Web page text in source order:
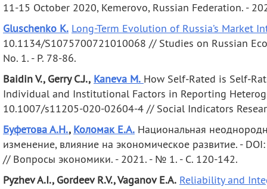
11-15 October 2020, Kemerovo, Russian Federation. -
Gluschenko K. Long-Term Evolution of Russia’s Market
10.1134/S1075700721010068 // Studies on Russian
No. 1. - P. 78-86.
Baidin V., Gerry C.J., Kaneva M. How Self‑Rated is
Individual and Institutional Factors in Reporting
10.1007/s11205-020-02604-4 // Social Indicators
Буфетова А.Н., Коломак Е.А. Национальная
изменение, влияние на экономическое развитие. -
// Вопросы экономики. - 2021. - № 1. - С. 120-142.
Pyzhev A.I., Gordeev R.V., Vaganov E.A. Reliability and